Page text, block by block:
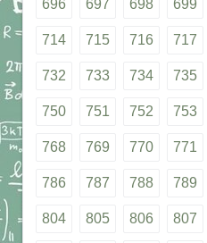
696 697 698 699
714 715 716 717
732 733 734 735
750 751 752 753
768 769 770 771
786 787 788 789
804 805 806 807